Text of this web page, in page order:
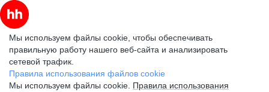
Мы используем файлы cookie, чтобы обеспечивать
правильную работу нашего веб-сайта и анализировать
сетевой трафик.
Правила использования файлов cookie
Мы используем файлы cookie. Правила использования